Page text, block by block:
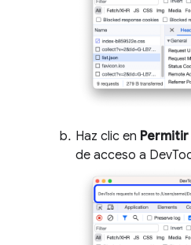
Haz clic en Permitir
de acceso a